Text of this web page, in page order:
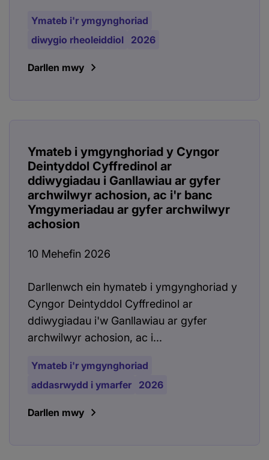
Ymateb i'r ymgynghoriad
diwygio rheoleiddiol
2026
Darllen mwy
Ymateb i ymgynghoriad y Cyngor
Deintyddol Cyffredinol ar
ddiwygiadau i Ganllawiau ar gyfer
archwilwyr achosion, ac i'r banc
Ymgymeriadau ar gyfer archwilwyr
achosion
10 Mehefin 2026
Darllenwch ein hymateb i ymgynghoriad y
Cyngor Deintyddol Cyffredinol ar
ddiwygiadau i'w Ganllawiau ar gyfer
archwilwyr achosion, ac i...
Ymateb i'r ymgynghoriad
addasrwydd i ymarfer
2026
Darllen mwy